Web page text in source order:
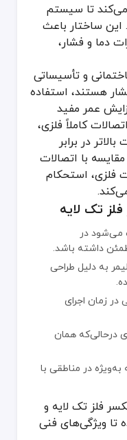
مغزی یکسر
اساس چند عامل اصلی
و فلزی نیز می‌تواند
در برابر رطوبت و
بر طول عمر و مقاومت در
فلزی و پلیمری که اگر با
تأثیر قابل‌توجهی بر
تضمین‌کننده اطمینان
پایپ کالا
می‌کند تا سیستم
ساختار باعث
دما و فشار،
و تأسیساتی
هستند، استفاده
عمر مفید
کاملاً فلزی،
در برابر
با اتصالات
فلزی، استحکام
تک لایه
می‌شود در
داشته باشد.
به دلیل طراحی
زمان اجرای
درحالی‌که همان
در مناطقی با
فلز تک لایه و
تا ویژگی‌های فنی